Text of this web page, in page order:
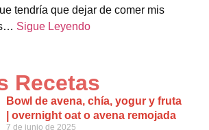
tendría que dejar de comer mis
Sigue Leyendo
Recetas
Bowl de avena, chía, yogur y fruta
| overnight oat o avena remojada
7 de junio de 2025